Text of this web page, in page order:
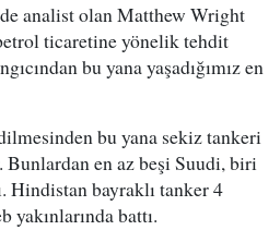
analist olan Matthew Wright
ticaretine yönelik tehdit
bu yana yaşadığımız en
bu yana sekiz tankeri
Bunlardan en az beşi Suudi, biri
Hindistan bayraklı tanker 4
battı.